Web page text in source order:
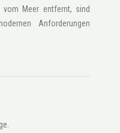
Meer entfernt, sind
Anforderungen